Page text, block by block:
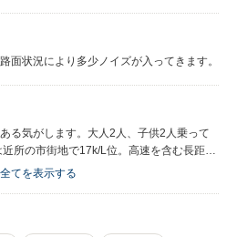
。前席2座ともあるのが嬉しいです。 メ
す。丸くレトロっぽい。白、緑、ブルーの
さや運転中の日差しがかなり緩和されま
年の夏は快適に過ごせました。
面状況により多少ノイズが入ってきます。
る気がします。大人2人、子供2人乗って
所の市街地で17k/L位。高速を含む長距離
ズ加速ですが、強い加速の時にはワンテン
てを表示する